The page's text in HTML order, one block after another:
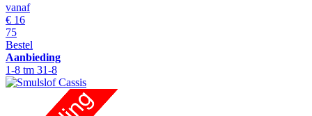
vanaf
€ 16
75
Bestel
Aanbieding
1-8 tm 31-8